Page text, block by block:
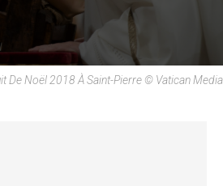
De Noël 2018 À Saint-Pierre © Vatican Media